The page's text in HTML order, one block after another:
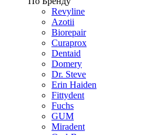
Revyline
Azotii
Biorepair
Curaprox
Dentaid
Domery
Dr. Steve
Erin Haiden
Fittydent
Fuchs
GUM
Miradent